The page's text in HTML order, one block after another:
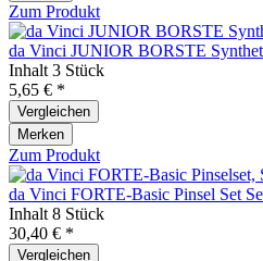
Zum Produkt
da Vinci JUNIOR BORSTE
Inhalt 3 Stück
5,65 € *
Vergleichen
Merken
Zum Produkt
da Vinci FORTE-Basic Pinsel Set
Inhalt 8 Stück
30,40 € *
Vergleichen